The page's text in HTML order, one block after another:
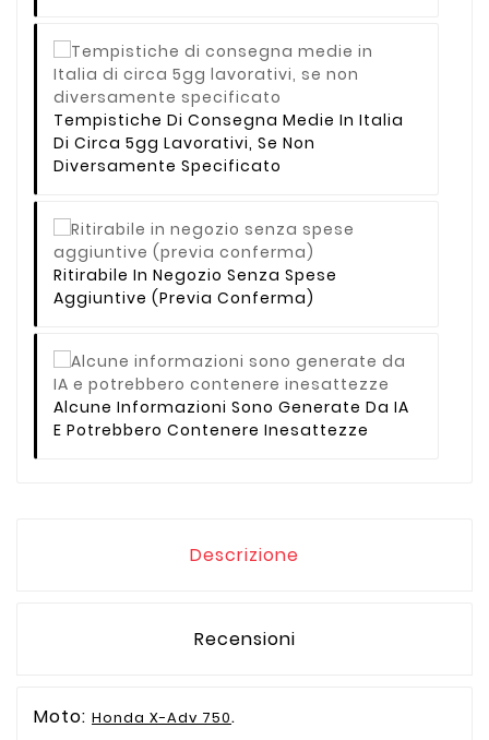
Tempistiche Di Consegna Medie In Italia
Di Circa 5gg Lavorativi, Se Non
Diversamente Specificato
Ritirabile In Negozio Senza Spese
Aggiuntive (previa Conferma)
Alcune Informazioni Sono Generate Da IA
E Potrebbero Contenere Inesattezze
Descrizione
Recensioni
Moto: Honda X-Adv 750.